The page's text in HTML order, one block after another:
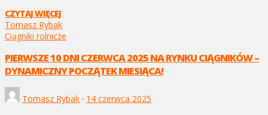
CZYTAJ WIĘCEJ
Tomasz Rybak
Ciągniki rolnicze
PIERWSZE 10 DNI CZERWCA 2025 NA RYNKU CIĄGNIKÓW –
DYNAMICZNY POCZĄTEK MIESIĄCA!
Tomasz Rybak · 14 czerwca 2025